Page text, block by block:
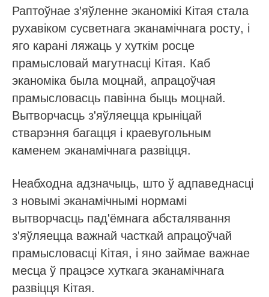
Раптоўнае з'яўленне эканомікі Кітая стала
рухавіком сусветнага эканамічнага росту, і
яго карані ляжаць у хуткім росце
прамысловай магутнасці Кітая. Каб
эканоміка была моцнай, апрацоўчая
прамысловасць павінна быць моцнай.
Вытворчасць з'яўляецца крыніцай
стварэння багацця і краевугольным
каменем эканамічнага развіцця.
Неабходна адзначыць, што ў адпаведнасці
з новымі эканамічнымі нормамі
вытворчасць пад'ёмнага абсталявання
з'яўляецца важнай часткай апрацоўчай
прамысловасці Кітая, і яно займае важнае
месца ў працэсе хуткага эканамічнага
развіцця Кітая.